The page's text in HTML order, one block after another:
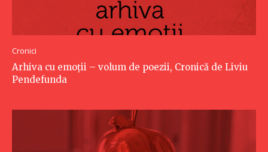
Cronici
Arhiva cu emoții – volum de poezii, Cronică de Liviu
Pendefunda